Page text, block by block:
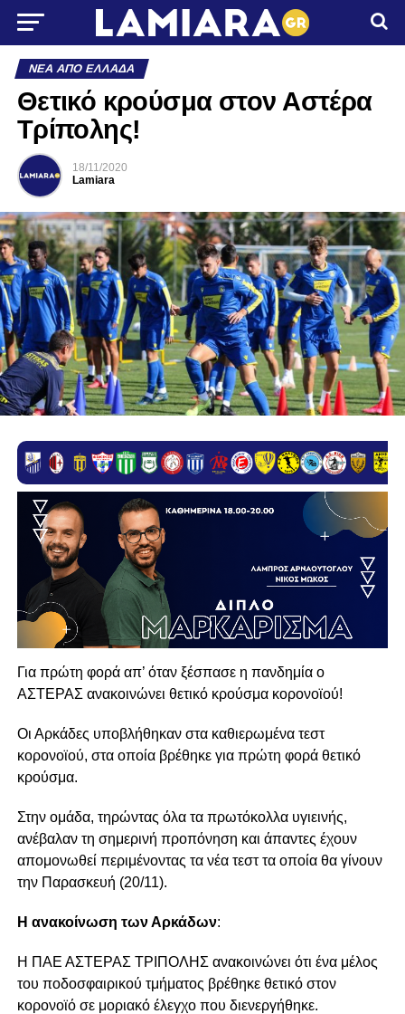
ΝΈΑ ΑΠΌ ΕΛΛΆΔΑ
Θετικό κρούσμα στον Αστέρα
Τρίπολης!
18/11/2020
Lamiara
Για πρώτη φορά απ’ όταν ξέσπασε η πανδημία ο
ΑΣΤΕΡΑΣ ανακοινώνει θετικό κρούσμα κορονοϊού!
Οι Αρκάδες υποβλήθηκαν στα καθιερωμένα τεστ
κορονοϊού, στα οποία βρέθηκε για πρώτη φορά θετικό
κρούσμα.
Στην ομάδα, τηρώντας όλα τα πρωτόκολλα υγιεινής,
ανέβαλαν τη σημερινή προπόνηση και άπαντες έχουν
απομονωθεί περιμένοντας τα νέα τεστ τα οποία θα γίνουν
την Παρασκευή (20/11).
Η ανακοίνωση των Αρκάδων:
Η ΠΑΕ ΑΣΤΕΡΑΣ ΤΡΙΠΟΛΗΣ ανακοινώνει ότι ένα μέλος
του ποδοσφαιρικού τμήματος βρέθηκε θετικό στον
κορονοϊό σε μοριακό έλεγχο που διενεργήθηκε.